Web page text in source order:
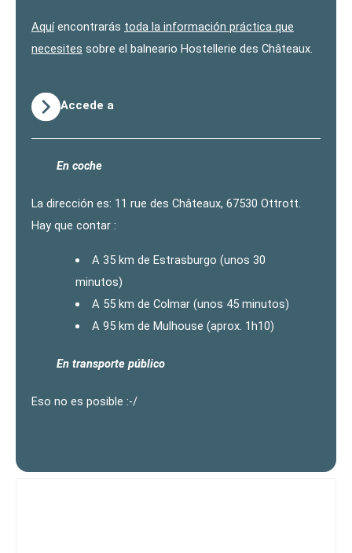
Aquíencontrarás toda la información práctica que
necesites sobre el balneario Hostellerie des Châteaux.
Accede a
En coche
La dirección es: 11 rue des Châteaux, 67530 Ottrott.
Hay que contar :
A 35 km de Estrasburgo (unos 30
minutos)
A 55 km de Colmar (unos 45 minutos)
A 95 km de Mulhouse (aprox. 1h10)
En transporte público
Eso no es posible :-/